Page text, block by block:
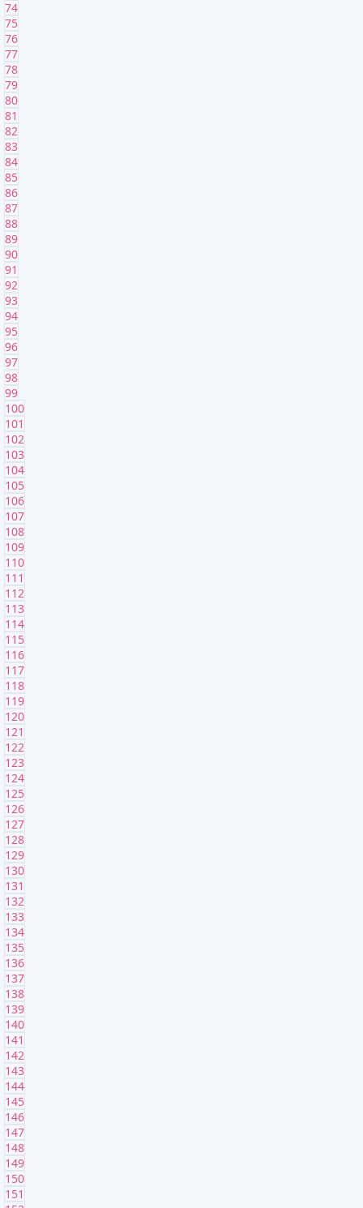
74
75
76
77
78
79
80
81
82
83
84
85
86
87
88
89
90
91
92
93
94
95
96
97
98
99
100
101
102
103
104
105
106
107
108
109
110
111
112
113
114
115
116
117
118
119
120
121
122
123
124
125
126
127
128
129
130
131
132
133
134
135
136
137
138
139
140
141
142
143
144
145
146
147
148
149
150
151